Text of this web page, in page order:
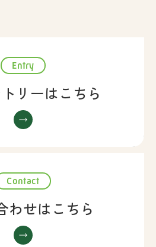
Entry
リーはこちら
Contact
わせはこちら